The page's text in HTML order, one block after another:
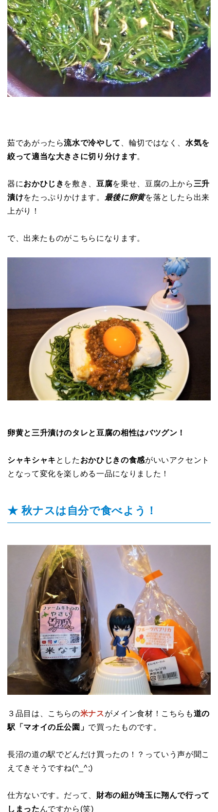
茹であがったら流水で冷やして 、輪切ではなく、 水気を
絞って適当な大きさに切り分けます。
器におかひじき を敷き、 豆腐を乗せ、豆腐の上から 三升
漬けをたっぷりかけます。 最後に卵黄を落としたら出来
上がり！
で、出来たものがこちらになります。
卵黄と三升漬けのタレと豆腐の相性はバツグン！
シャキシャキ とした おかひじきの食感がいいアクセント
となって変化を楽しめる一品になりました！
★ 秋ナスは自分で食べよう！
３品目は、こちらの米ナスがメイン食材！こちらも道の
駅「マオイの丘公園」 で買ったものです。
長沼の道の駅でどんだけ買ったの！？っていう声が聞こ
えてきそうですね(^_^;)
仕方ないです。だって、 財布の紐が埼玉に翔んで行って
しまった んですから(笑)